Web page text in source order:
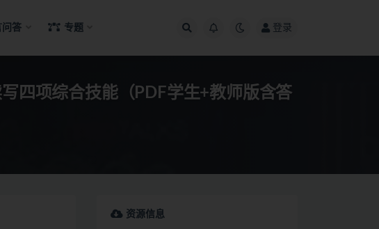
问答 专题 登录
四项综合技能（PDF学生+教师版含答
资源信息